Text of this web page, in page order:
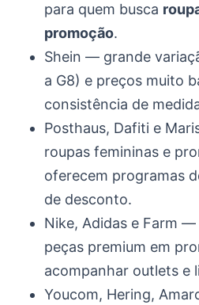
para quem busca
promoção.
Shein — grande
a G8) e preços muito
consistência de
Posthaus, Dafiti e
roupas femininas e
oferecem programas
de desconto.
Nike, Adidas e Farm
peças premium em
acompanhar outlets e
Youcom, Hering,